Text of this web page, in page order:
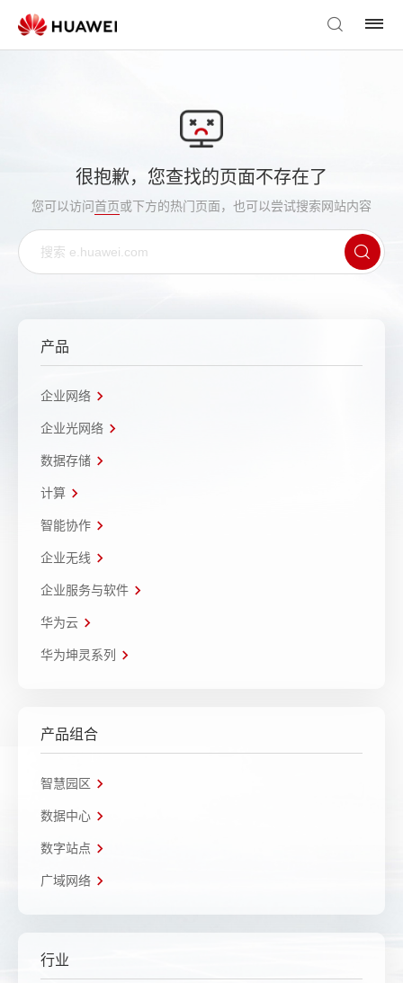
很抱歉，您查找的页面不存在了
您可以访问首页或下方的热门页面，也可以尝试搜索网站内容
产品
企业网络
企业光网络
数据存储
计算
智能协作
企业无线
企业服务与软件
华为云
华为坤灵系列
产品组合
智慧园区
数据中心
数字站点
广域网络
行业